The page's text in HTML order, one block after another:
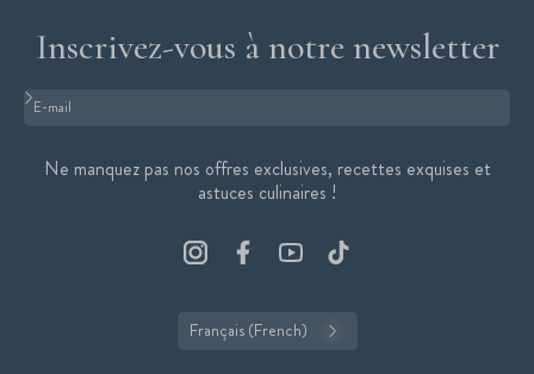
Inscrivez-vous à notre newsletter
Format : adresse@email.com
Ne manquez pas nos offres exclusives, recettes exquises et
astuces culinaires !
Français (French)